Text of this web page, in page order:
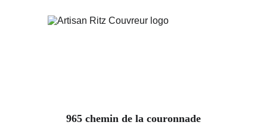
965 chemin de la couronnade